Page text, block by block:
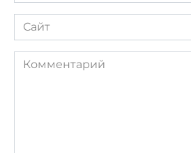
Сайт
Комментарий